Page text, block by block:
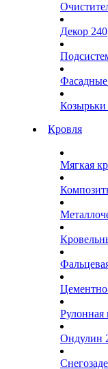
Декор 240
Фасадные
Козырьки
Кровля
Мягкая
Рулонная
Ондулин